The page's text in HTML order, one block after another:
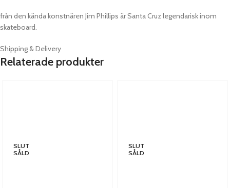
från den kända konstnären Jim Phillips är Santa Cruz legendarisk inom
skateboard.
Shipping & Delivery
Relaterade produkter
SLUT
SÅLD
SLUT
SÅLD